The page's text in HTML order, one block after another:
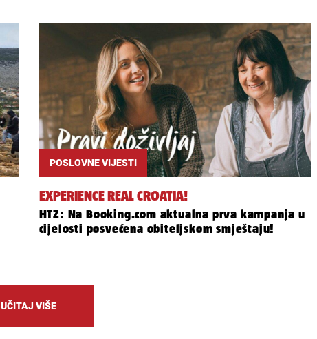
POSLOVNE VIJESTI
EXPERIENCE REAL CROATIA!
HTZ: Na Booking.com aktualna prva kampanja u
cijelosti posvećena obiteljskom smještaju!
UČITAJ VIŠE